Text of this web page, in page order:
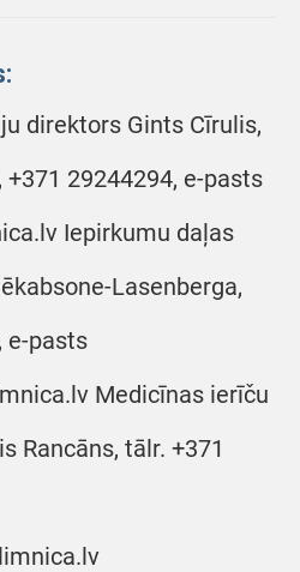
direktors Gints Cīrulis,
29244294, e-pasts
Iepirkumu daļas
Lasenberga,
e-pasts
Medicīnas ierīču
Rancāns, tālr. +371